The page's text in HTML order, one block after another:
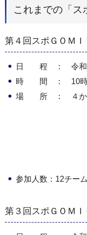
これまでの「ス
第４回スポＧＯＭ
日 程 ： 令和５
時 間 ： 10時30
場 所 ： ４か所
１．三
２．
３．瀬谷
４．瀬谷
参加人数：
第３回スポＧＯＭ